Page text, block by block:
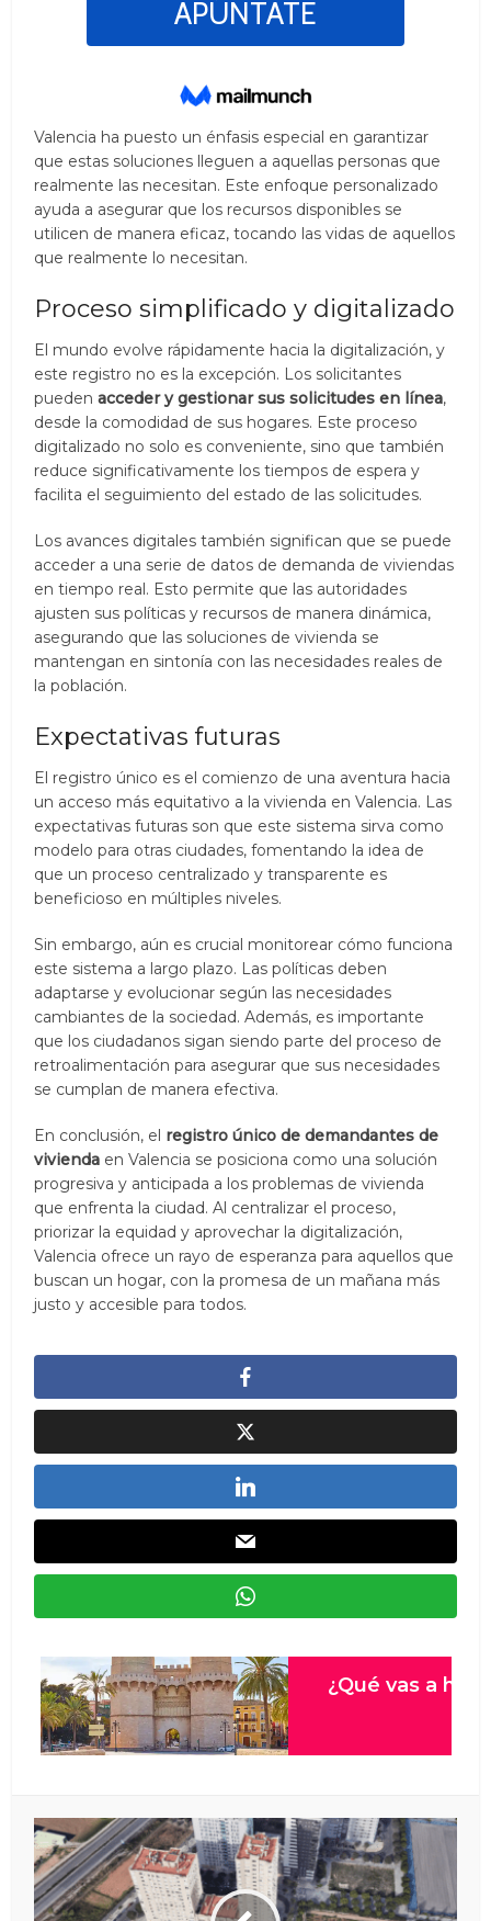
Valencia ha puesto un énfasis especial en garantizar
que estas soluciones lleguen a aquellas personas que
realmente las necesitan. Este enfoque personalizado
ayuda a asegurar que los recursos disponibles se
utilicen de manera eficaz, tocando las vidas de aquellos
que realmente lo necesitan.
Proceso simplificado y digitalizado
El mundo evolve rápidamente hacia la digitalización, y
este registro no es la excepción. Los solicitantes
puedenacceder y gestionar sus solicitudes en línea,
desde la comodidad de sus hogares. Este proceso
digitalizado no solo es conveniente, sino que también
reduce significativamente los tiempos de espera y
facilita el seguimiento del estado de las solicitudes.
Los avances digitales también significan que se puede
acceder a una serie de datos de demanda de viviendas
en tiempo real. Esto permite que las autoridades
ajusten sus políticas y recursos de manera dinámica,
asegurando que las soluciones de vivienda se
mantengan en sintonía con las necesidades reales de
la población.
Expectativas futuras
El registro único es el comienzo de una aventura hacia
un acceso más equitativo a la vivienda en Valencia. Las
expectativas futuras son que este sistema sirva como
modelo para otras ciudades, fomentando la idea de
que un proceso centralizado y transparente es
beneficioso en múltiples niveles.
Sin embargo, aún es crucial monitorear cómo funciona
este sistema a largo plazo. Las políticas deben
adaptarse y evolucionar según las necesidades
cambiantes de la sociedad. Además, es importante
que los ciudadanos sigan siendo parte del proceso de
retroalimentación para asegurar que sus necesidades
se cumplan de manera efectiva.
En conclusión, el registro único de demandantes de
vivienda en Valencia se posiciona como una solución
progresiva y anticipada a los problemas de vivienda
que enfrenta la ciudad. Al centralizar el proceso,
priorizar la equidad y aprovechar la digitalización,
Valencia ofrece un rayo de esperanza para aquellos que
buscan un hogar, con la promesa de un mañana más
justo y accesible para todos.